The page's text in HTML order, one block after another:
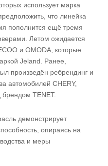
использует марка
что линейка
пополнится ещё тремя
Летом ожидается
и OMODA, которые
Jeland. Ранее,
произведён ребрендинг и
автомобилей CHERY,
TENET.
демонстрирует
опираясь на
и меры